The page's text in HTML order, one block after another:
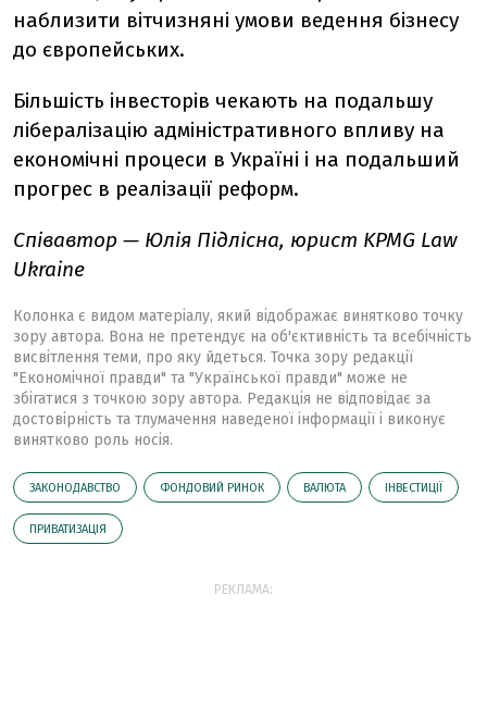
наблизити вітчизняні умови ведення бізнесу
до європейських.
Більшість інвесторів чекають на подальшу
лібералізацію адміністративного впливу на
економічні процеси в Україні і на подальший
прогрес в реалізації реформ.
Співавтор — Юлія Підлісна, юрист KPMG Law
Ukraine
Колонка є видом матеріалу, який відображає винятково точку
зору автора. Вона не претендує на об'єктивність та всебічність
висвітлення теми, про яку йдеться. Точка зору редакції
"Економічної правди" та "Української правди" може не
збігатися з точкою зору автора. Редакція не відповідає за
достовірність та тлумачення наведеної інформації і виконує
винятково роль носія.
ЗАКОНОДАВСТВО ФОНДОВИЙ РИНОК ВАЛЮТА ІНВЕСТИЦІЇ
ПРИВАТИЗАЦІЯ
РЕКЛАМА: